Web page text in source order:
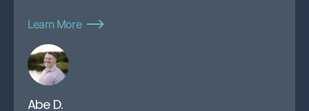
Learn More
Abe D.